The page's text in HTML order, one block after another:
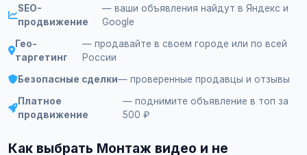
SEO-
продвижение
— ваши объявления найдут в Яндекс и
Google
Гео-
таргетинг
— продавайте в своем городе или по всей
России
Безопасные сделки— проверенные продавцы и отзывы
Платное
продвижение
— поднимите объявление в топ за
500 ₽
Как выбрать Монтаж видео и не